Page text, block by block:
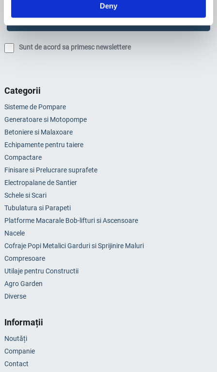
Deny
Sunt de acord sa primesc newslettere
Categorii
Sisteme de Pompare
Generatoare si Motopompe
Betoniere si Malaxoare
Echipamente pentru taiere
Compactare
Finisare si Prelucrare suprafete
Electropalane de Santier
Schele si Scari
Tubulatura si Parapeti
Platforme Macarale Bob-lifturi si Ascensoare
Nacele
Cofraje Popi Metalici Garduri si Sprijinire Maluri
Compresoare
Utilaje pentru Constructii
Agro Garden
Diverse
Informații
Noutăți
Companie
Contact